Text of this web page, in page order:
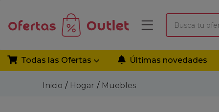
Todas las Ofertas Últimas novedades
Inicio Hogar Muebles